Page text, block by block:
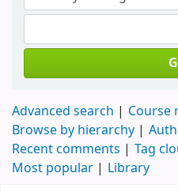
Advanced search
Course
Browse by hierarchy
Recent comments
Tag
Most popular
Library